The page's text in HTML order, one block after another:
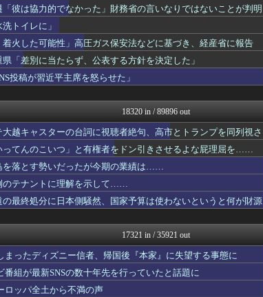
ｗｗｗ
女子アナお宝画像速報－5c...
いたしん！
Zチャンネル＠VIP
ｗｗｗｗｗ...
watch＠２ちゃんねる
mutyunのゲーム+αブ...
良き…
ウマ娘まとめ速報うまろぐ
オレ的ゲーム速報＠刃
さ・・・
ゲーム実況者速報＠YouT...
の分析結果...
常識的に考えた
ｗｗｗｗ...
アルファルファモザイク＠ネ...
パカ娘速報！！ウマ娘まとめ...
睡眠時間ラ...
コンテンツ・声優 | ラブ...
ってい...
韓国ニュース反応まとめ
携帯に着信が...
婚外ちゃんねる
事故 20代の...
国難にあってもの申す！！
ｗｗｗｗｗｗ...
アルファルファモザイク＠ネ...
コレｗｗｗｗ
」と有権者を...
U-1 NEWS.
たママ。中身...
奥様は鬼女-DQN返しまと...
で地雷レシピ...
奥様は鬼女-DQN返しまと...
ったら結婚す...
彼は協力的でなかった」財務省の言いなりではないことが判明
トイレに」
火した可能性」高圧ガス保安法などに基づき、経産省に報告
「差別に当たらず、公表する方針を決定した」
投稿が習近平主席を怒らせた」
18320 in / 89896 out
越キャスターの台詞に視聴者絶句、高市とトランプを同列視さ
てんのこいつ」と有権者をドン引きさせるよな屁理屈を……
を落とす勢いだったが今期の業績は……
のテナントに理解を示して……
最終処分に日本側騒然、国家予算は使わないというと何が財源
17321 in / 35921 out
ったディズニー信者、帰国後『本家』に失望する事態に
組が最新SNSの数十年先を行っていたと話題に
ッパ全土から不満の声